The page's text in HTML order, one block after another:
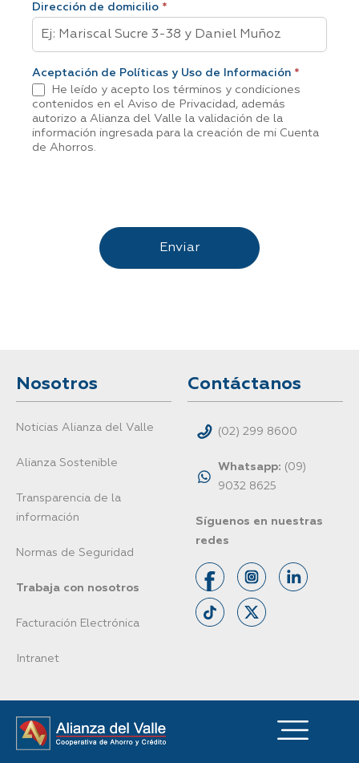
Dirección de domicilio *
Aceptación de Políticas y Uso de Información *
He leído y acepto los términos y condiciones
contenidos en el Aviso de Privacidad, además
autorizo a Alianza del Valle la validación de la
información ingresada para la creación de mi Cuenta
de Ahorros.
Enviar
Nosotros
Noticias Alianza del Valle
Alianza Sostenible
Transparencia de la
información
Normas de Seguridad
Trabaja con nosotros
Facturación Electrónica
Intranet
Contáctanos
(02) 299 8600
Whatsapp: (09)
9032 8625
Síguenos en nuestras
redes